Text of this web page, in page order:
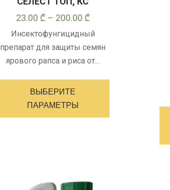
23.00 ₾ – 200.00 ₾Диапазон
цен:
23.00 ₾
–
Инсектофунгицидный
препарат для защиты семян
ярового рапса и риса от...
ВЫБЕРИТЕ
ПАРАМЕТРЫ